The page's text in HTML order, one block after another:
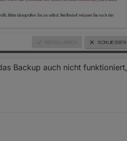
Backup auch nicht funktioniert,